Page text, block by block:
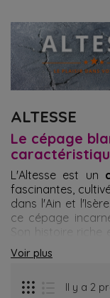
ALTESSE
Le cépage
L'Altesse est un
fascinantes,
dans l'Ain et
ce cépage
Son histoire riche
vignobles
amateurs de vins
Voir plus
Il y a 2